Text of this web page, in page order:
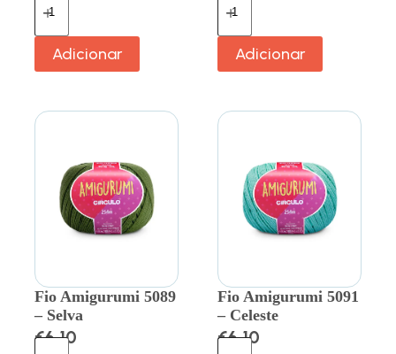
Adicionar Adicionar
Fio Amigurumi 5089
– Selva
€6.10
Fio Amigurumi 5091
– Celeste
€6.10